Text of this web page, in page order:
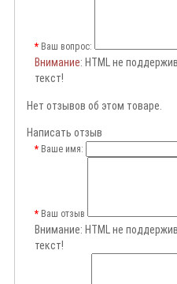
Ваш вопрос:
Внимание: HTML не
текст!
Нет отзывов об этом товаре.
Написать отзыв
Ваше имя:
Ваш отзыв
Внимание: HTML не
текст!